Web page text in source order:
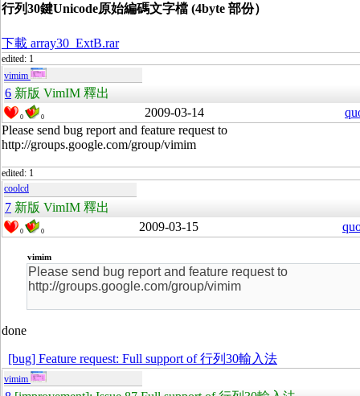
行列30鍵Unicode原始編碼文字檔 (4byte 部份）
下載 array30_ExtB.rar
edited: 1
vimim
6 新版 VimIM 釋出
0 0 2009-03-14
Please send bug report and feature request to
http://groups.google.com/group/vimim
edited: 1
coolcd
7 新版 VimIM 釋出
0 0 2009-03-15
vimim
Please send bug report and feature request to
http://groups.google.com/group/vimim
done
[bug] Feature request: Full support of 行列30輸入法
vimim